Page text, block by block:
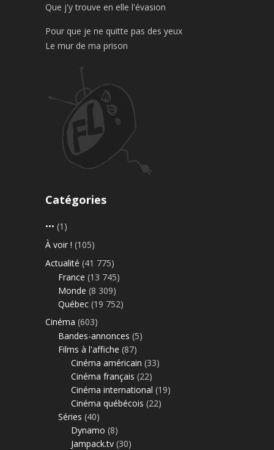
Que j'y trouve en elle l'évasion
Pour que je ne quitte pas des yeux
Le mur de ma prison
Catégories
••• (1)
À voir ! (105)
Actualité (41 775)
France (13 745)
Monde (8 309)
Québec (19 752)
Cinéma (603)
Bandes-annonces (5)
Films à l'affiche (87)
Cinéma américain (33)
Cinéma français (22)
Cinéma international (19)
Cinéma québécois (22)
Séries (40)
Dynamo (8)
Jampack.tv (30)